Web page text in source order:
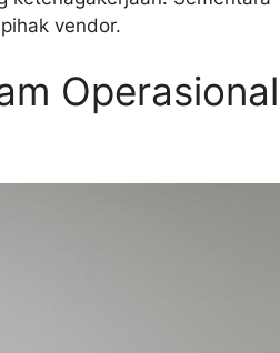
vendor.
Operasional